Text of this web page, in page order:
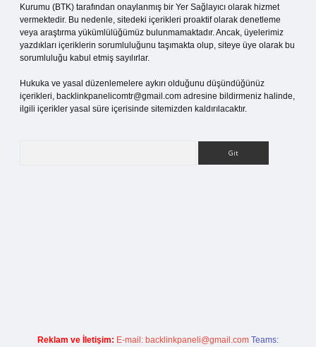
Kurumu (BTK) tarafından onaylanmış bir Yer Sağlayıcı olarak hizmet
vermektedir. Bu nedenle, sitedeki içerikleri proaktif olarak denetleme
veya araştırma yükümlülüğümüz bulunmamaktadır. Ancak, üyelerimiz
yazdıkları içeriklerin sorumluluğunu taşımakta olup, siteye üye olarak bu
sorumluluğu kabul etmiş sayılırlar.
Hukuka ve yasal düzenlemelere aykırı olduğunu düşündüğünüz
içerikleri, backlinkpanelicomtr@gmail.com adresine bildirmeniz halinde,
ilgili içerikler yasal süre içerisinde sitemizden kaldırılacaktır.
Reklam ve İletişim: E-mail: backlinkpaneli@gmail.com Teams: